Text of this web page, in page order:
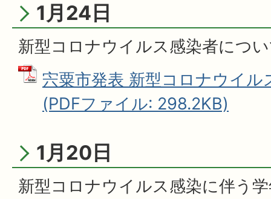
1月24日
新型コロナウイルス感染者につ
宍粟市発表 新型コロナウイル
(PDFファイル: 298.2KB)
1月20日
新型コロナウイルス感染に伴う